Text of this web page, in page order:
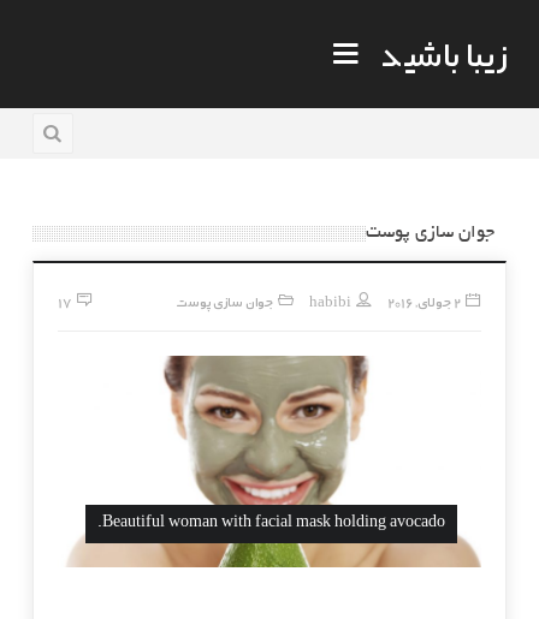
زیبا باشید
جوان سازی پوست
2 جولای, 2016 habibi جوان سازی پوست 17
Beautiful woman with facial mask holding avocado.